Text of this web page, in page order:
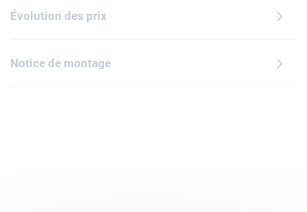
minifigurine du Père Noël, parfaite pour imaginer de jolies
histoires au Pôle Nord. Une fois le jeu terminé, ce set LEGO
table à ressortir année après année. Cette maison en pain
d'épices LEGO est un beau projet à partager en famille
Évolution des prix
Notice de montage